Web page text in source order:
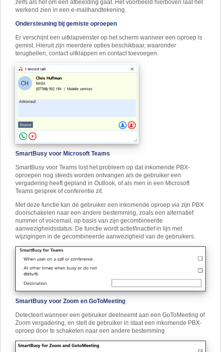
zelfs als het om een afbeelding gaat. Het voorbeeld hierboven laat het
werkend zien in een e-mailhandtekening.
Ondersteuning bij gemiste oproepen
Er verschijnt een uitklapvenster op het scherm wanneer een oproep is
gemist. Hieruit zijn meerdere opties beschikbaar, waaronder
terugbellen, contact uitklappen en contact toevoegen.
SmartBusy voor Microsoft Teams
SmartBusy voor Teams lost het probleem op dat inkomende PBX-
oproepen nog steeds worden ontvangen als de gebruiker een
vergadering heeft gepland in Outlook, of als men in een Microsoft
Teams gesprek of conferentie zit.
Met deze functie kan de gebruiker een inkomende oproep via zijn PBX
doorschakelen naar een andere bestemming, zoals een alternatief
nummer of voicemail, op basis van zijn gecombineerde
aanwezigheidsstatus. De functie wordt actief/inactief in lijn met
wijzigingen in de gecombineerde aanwezigheid van de gebruikers.
SmartBusy voor Zoom en GoToMeeting
Detecteert wanneer een gebruiker deelneemt aan een GoToMeeting of
Zoom vergadering, en stelt de gebruiker in staat een inkomende PBX-
oproep door te schakelen naar een andere bestemming.